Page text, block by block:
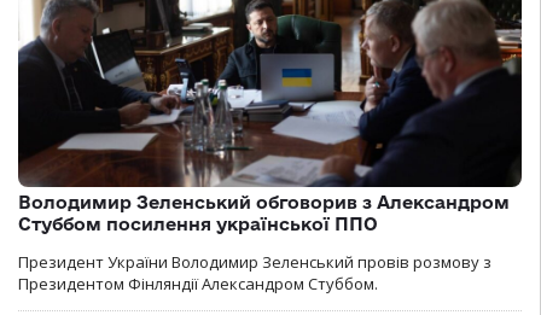
Володимир Зеленський обговорив з Александром
Стуббом посилення української ППО
Президент України Володимир Зеленський провів розмову з
Президентом Фінляндії Александром Стуббом.